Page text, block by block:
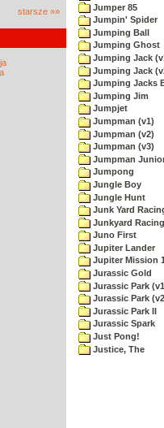
starsze »»
Jumper 85
Jumpin' Spider
Jumping Ball
Jumping Ghost
Jumping Jack
Jumping Jack
Jumping Jacks
Jumping Jim
Jumpjet
Jumpman (v1)
Jumpman (v2)
Jumpman (v3)
Jumpman
Jumpong
Jungle Boy
Jungle Hunt
Junk Yard
Junkyard Racing
Juno First
Jupiter Lander
Jupiter Mission
Jurassic Gold
Jurassic Park
Jurassic Park
Jurassic Park II
Jurassic Spark
Just Pong!
Justice, The